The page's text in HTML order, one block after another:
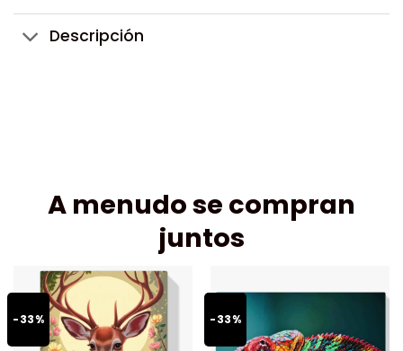
Descripción
A menudo se compran
juntos
-33% -33%